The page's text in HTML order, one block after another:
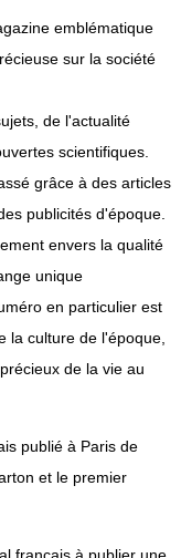
emblématique
sur la société
de l'actualité
scientifiques.
grâce à des articles
publicités d'époque.
envers la qualité
unique
en particulier est
la culture de l'époque,
de la vie au
publié à Paris de
et le premier
français à publier une